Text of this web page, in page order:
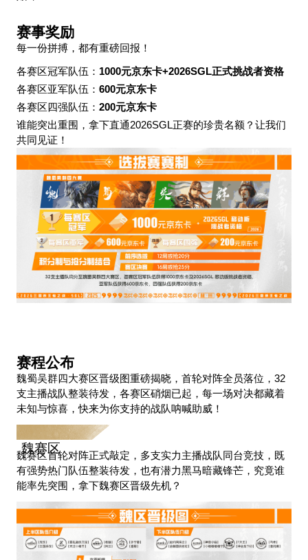
赛事奖励
每一份拼搏，都有重磅回报！
各赛区冠军队伍： 1000元京东卡+2026SGL正式挑战者资格
各赛区亚军队伍： 600元京东卡
各赛区四强队伍： 200元京东卡
谁能突出重围，拿下直通2026SGL正赛的珍贵名额？让我们
共同见证！
赛程公布
魏蜀吴群四大赛区晋级图重磅揭晓，首轮对阵全员落位，32
支主播战队整装待发，各赛区硝烟已起，每一场对决都藏着
未知与惊喜，快来为你支持的战队呐喊助威！
魏赛区
魏赛区首轮对阵正式敲定，多支实力主播战队同台竞技，既
有强势热门队伍整装待发，也有潜力黑马暗藏锋芒，究竟谁
能率先突围，拿下魏赛区晋级先机？